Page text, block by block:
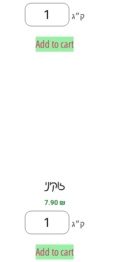
ק״ג
Add to cart
זוקיני
7.90₪
ק״ג
Add to cart